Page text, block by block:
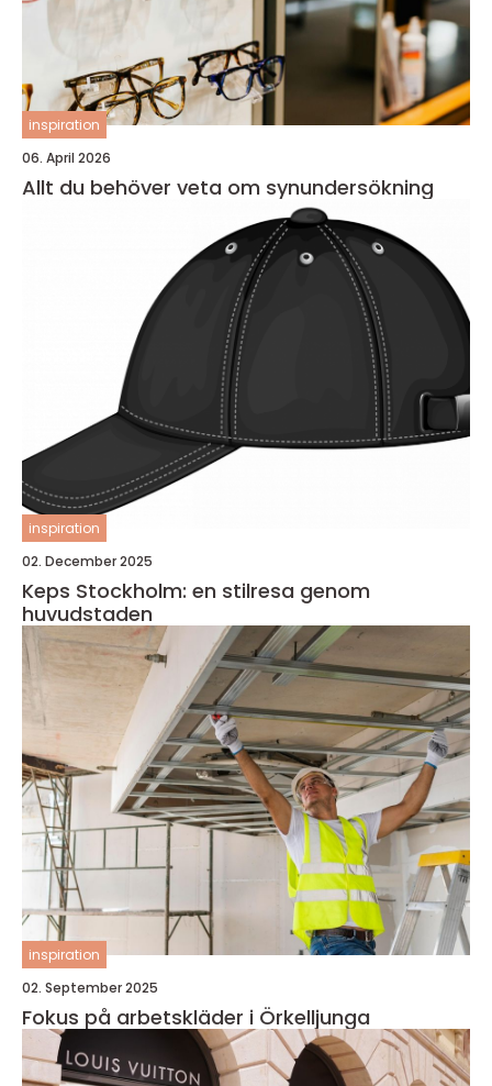
inspiration
06. April 2026
Allt du behöver veta om synundersökning
inspiration
02. December 2025
Keps Stockholm: en stilresa genom
huvudstaden
inspiration
02. September 2025
Fokus på arbetskläder i Örkelljunga